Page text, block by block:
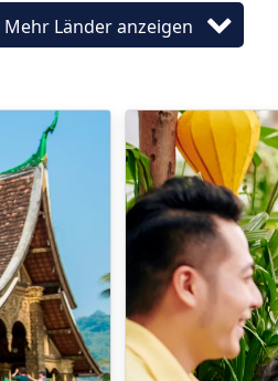
Egypt
Guyana
India
Jamaica
Korea, Republic of (South)
Liechtenstein
Madagascar
Mehr Länder anzeigen